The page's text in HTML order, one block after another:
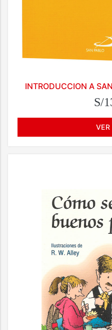
INTRODUCCION A
S/